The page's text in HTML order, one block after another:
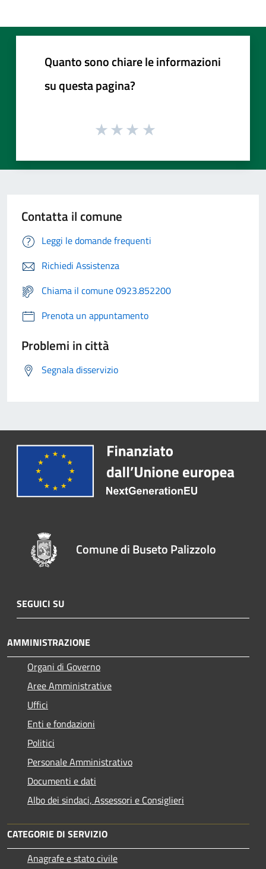
Quanto sono chiare le informazioni
su questa pagina?
Contatta il comune
Leggi le domande frequenti
Richiedi Assistenza
Chiama il comune 0923.852200
Prenota un appuntamento
Problemi in città
Segnala disservizio
Comune di Buseto Palizzolo
SEGUICI SU
AMMINISTRAZIONE
Organi di Governo
Aree Amministrative
Uffici
Enti e fondazioni
Politici
Personale Amministrativo
Documenti e dati
Albo dei sindaci, Assessori e Consiglieri
CATEGORIE DI SERVIZIO
Anagrafe e stato civile